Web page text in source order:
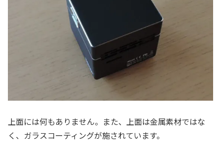
上面には何もありません。また、上面は金属素材ではな
く、ガラスコーティングが施されています。